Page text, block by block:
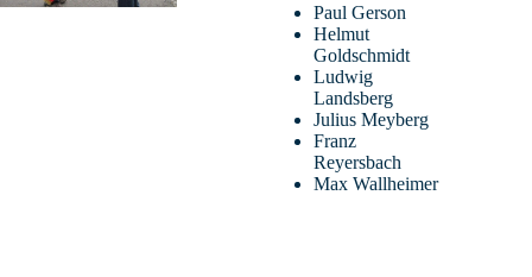
Brinkmann Jörg – L
Französisch, Spanisch, Politik-Wirtschaft
Paul Gerson
Helmut
Goldschmidt
Ludwig
Landsberg
Julius Meyberg
Franz
Reyersbach
Max Wallheimer